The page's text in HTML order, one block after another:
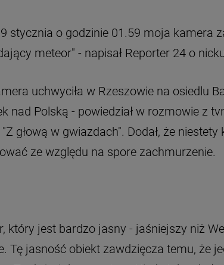
stycznia o godzinie 01.59 moja kamera
meteor" - napisał Reporter 24 o
uchwyciła w Rzeszowie na osiedlu
nad Polską - powiedział w rozmowie z
głową w gwiazdach". Dodał, że
ze względu na spore zachmurzenie.
który jest bardzo jasny - jaśniejszy niż
Tę jasność obiekt zawdzięcza temu, że